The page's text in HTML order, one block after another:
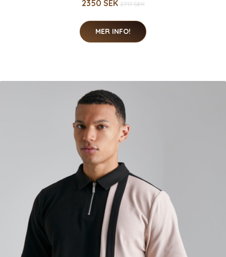
2350 SEK 2717 SEK
MER INFO!